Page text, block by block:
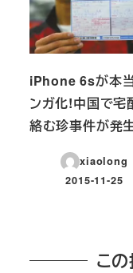
iPhone 6sが本
ンガ化!中国で宅
絡む珍事件が発
xiaolong
投稿日
2015-11-25
こ